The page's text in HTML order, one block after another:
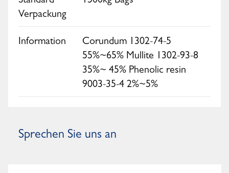
Verpackung
Information
Corundum 1302-74-5
55%~65% Mullite 1302-93-8
35%~ 45% Phenolic resin
9003-35-4 2%~5%
Sprechen Sie uns an